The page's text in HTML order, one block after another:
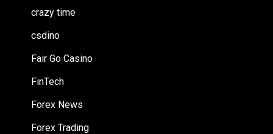
crazy time
csdino
Fair Go Casino
FinTech
Forex News
Forex Trading